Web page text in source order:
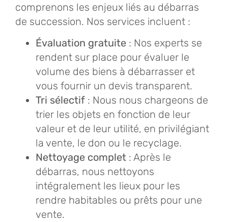
comprenons les enjeux liés au débarras
de succession. Nos services incluent :
Évaluation gratuite : Nos experts se
rendent sur place pour évaluer le
volume des biens à débarrasser et
vous fournir un devis transparent.
Tri sélectif : Nous nous chargeons de
trier les objets en fonction de leur
valeur et de leur utilité, en privilégiant
la vente, le don ou le recyclage.
Nettoyage complet : Après le
débarras, nous nettoyons
intégralement les lieux pour les
rendre habitables ou prêts pour une
vente.